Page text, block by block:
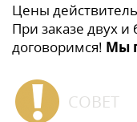
Цены
При заказе двух и
договоримся! Мы
СОВЕТ